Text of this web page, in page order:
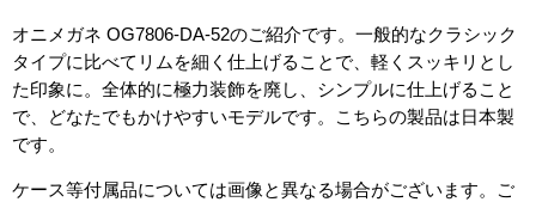
オニメガネ OG7806-DA-52のご紹介です。一般的なクラシック
タイプに比べてリムを細く仕上げることで、軽くスッキリとし
た印象に。全体的に極力装飾を廃し、シンプルに仕上げること
で、どなたでもかけやすいモデルです。こちらの製品は日本製
です。
ケース等付属品については画像と異なる場合がございます。ご